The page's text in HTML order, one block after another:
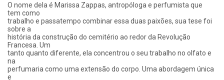
O nome dela é Marissa Zappas, antropóloga e perfumista que
tem como
trabalho e passatempo combinar essa duas paixões, sua tese foi
sobre a
história da construção do cemitério ao redor da Revolução
Francesa. Um
tanto quanto diferente, ela concentrou o seu trabalho no olfato e
na
perfumaria como uma extensão do corpo. Uma abordagem única
e